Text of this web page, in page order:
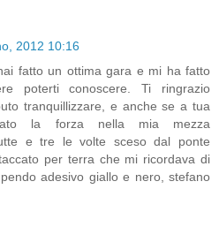
2012 10:16
fatto un ottima gara e mi ha fatto
poterti conoscere. Ti ringrazio
tranquillizzare, e anche se a tua
la forza nella mia mezza
e tre le volte sceso dal ponte
per terra che mi ricordava di
adesivo giallo e nero, stefano